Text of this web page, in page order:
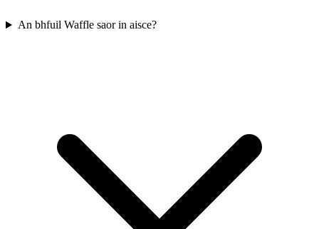
An bhfuil Waffle saor in aisce?